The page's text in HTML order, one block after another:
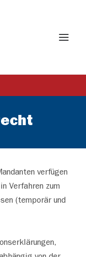
verfügen
Verfahren zum
(temporär und